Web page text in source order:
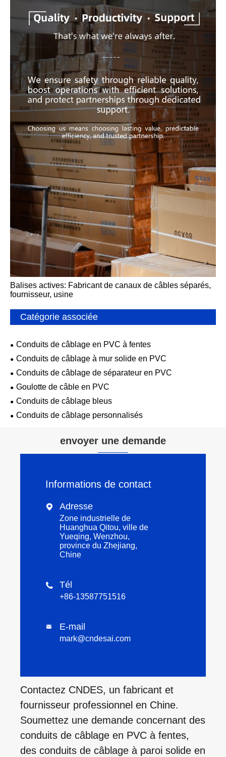
Balises actives: Fabricant de canaux de câbles séparés,
fournisseur, usine
Catégorie associée
Conduits de câblage en PVC à fentes
Conduits de câblage à mur solide en PVC
Conduits de câblage de séparateur en PVC
Goulotte de câble en PVC
Conduits de câblage bleus
Conduits de câblage personnalisés
envoyer une demande
Informations de contact
 Adresse
Zone industrielle de
Huanghua Qitou, ville de
Yueqing, Wenzhou,
province du Zhejiang,
Chine
 Tél
+86-13587751516
 E-mail
mark@cndesai.com
Contactez CNDES, un fabricant et
fournisseur professionnel en Chine.
Soumettez une demande concernant des
conduits de câblage en PVC à fentes,
des conduits de câblage à paroi solide en